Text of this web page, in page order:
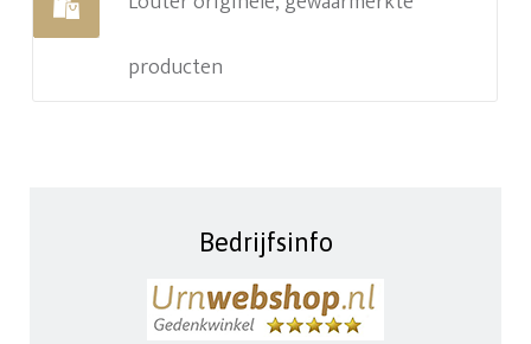
producten
Bedrijfsinfo